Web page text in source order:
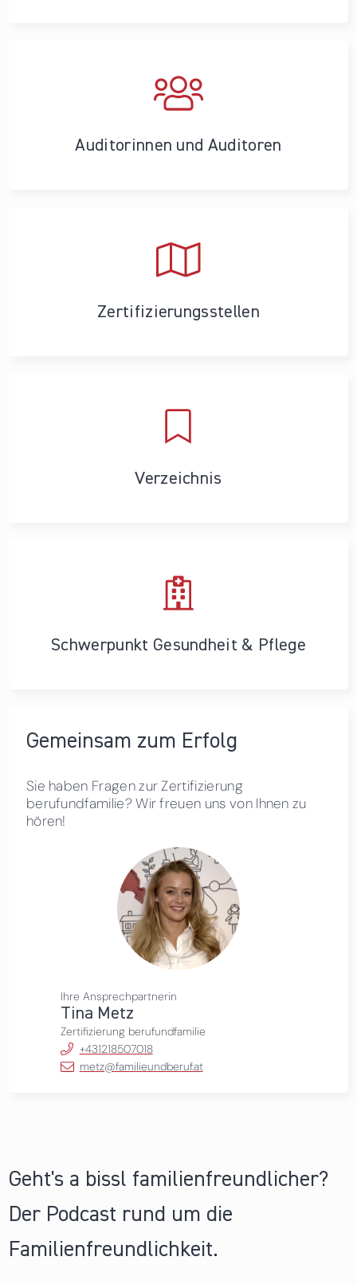
Auditorinnen und Auditoren
Zertifizierungs­stellen
Verzeichnis
Schwerpunkt Gesundheit & Pflege
Gemeinsam zum Erfolg
Sie haben Fragen zur Zertifizierung
berufundfamilie? Wir freuen uns von Ihnen zu
hören!
Ihre Ansprechpartnerin
Tina Metz
Zertifizierung berufundfamilie
+431218507018
metz@familieundberuf.at
Geht's a bissl familienfreundlicher?
Der Podcast rund um die
Familienfreundlichkeit.